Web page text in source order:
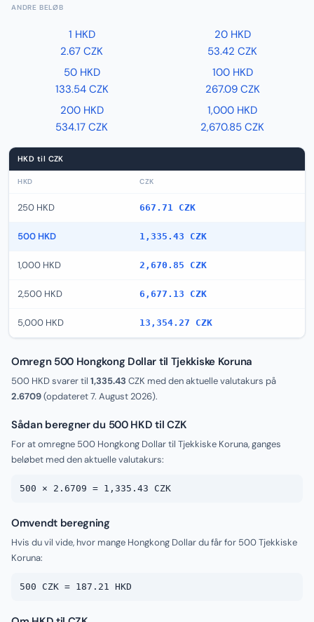
ANDRE BELØB
1 HKD
2.67 CZK
20 HKD
53.42 CZK
50 HKD
133.54 CZK
100 HKD
267.09 CZK
200 HKD
534.17 CZK
1,000 HKD
2,670.85 CZK
HKD til CZK
HKD CZK
250 HKD 667.71 CZK
500 HKD 1,335.43 CZK
1,000 HKD 2,670.85 CZK
2,500 HKD 6,677.13 CZK
5,000 HKD 13,354.27 CZK
Omregn 500 Hongkong Dollar til Tjekkiske Koruna
500 HKD svarer til 1,335.43 CZK med den aktuelle valutakurs på
2.6709(opdateret7. August 2026).
Sådan beregner du 500 HKD til CZK
For at omregne 500 Hongkong Dollar til Tjekkiske Koruna, ganges
beløbet med den aktuelle valutakurs:
500 × 2.6709 = 1,335.43 CZK
Omvendt beregning
Hvis du vil vide, hvor mange Hongkong Dollar du får for 500 Tjekkiske
Koruna:
500 CZK = 187.21 HKD